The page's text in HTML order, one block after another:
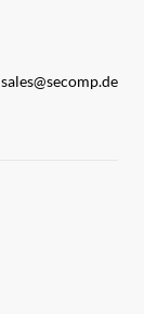
sales@secomp.de